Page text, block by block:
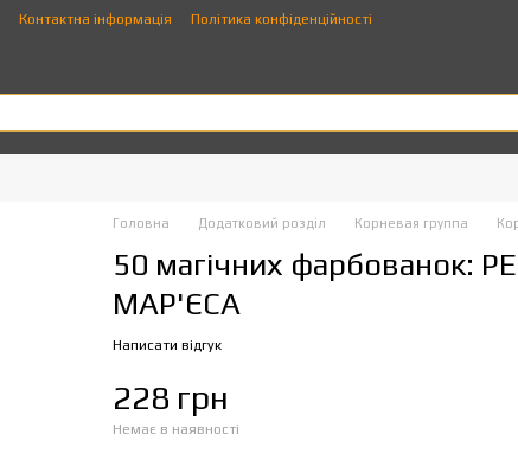
Контактна інформація Політика конфіденційності
Головна Додатковий розділ Корневая группа
50 магічних фарбованок:
МАР'ЄСА
Написати відгук
228 грн
Немає в наявності